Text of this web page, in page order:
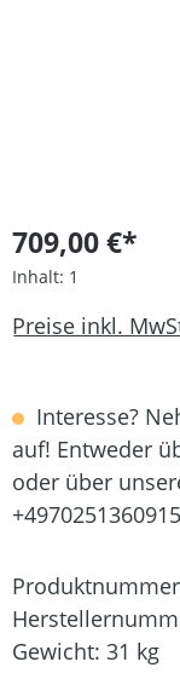
709,00 €*
Inhalt: 1
Preise inkl.
Interesse?
auf! Entweder
oder über
Gewicht: 31 kg